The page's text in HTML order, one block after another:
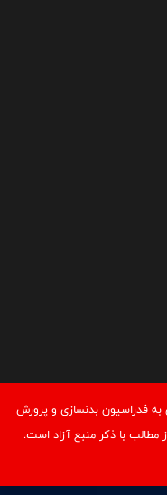
فدراسيون بدنسازی و پرورش
مطالب با ذكر منبع آزاد است.